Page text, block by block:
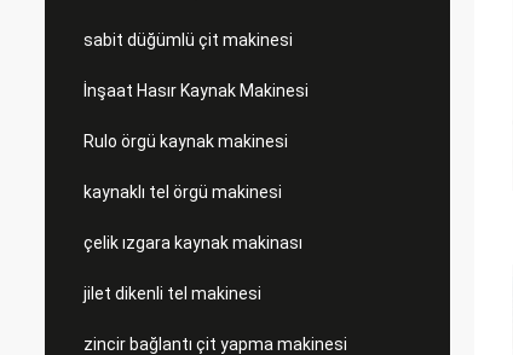
sabit düğümlü çit makinesi
İnşaat Hasır Kaynak Makinesi
Rulo örgü kaynak makinesi
kaynaklı tel örgü makinesi
çelik ızgara kaynak makinası
jilet dikenli tel makinesi
zincir bağlantı çit yapma makinesi